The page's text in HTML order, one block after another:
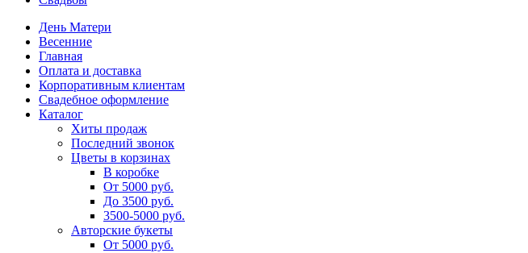
День Матери
Весенние
Главная
Оплата и доставка
Корпоративным клиентам
Свадебное оформление
Каталог
Хиты продаж
Последний звонок
Цветы в корзинах
В коробке
От 5000 руб.
До 3500 руб.
3500-5000 руб.
Авторские букеты
От 5000 руб.